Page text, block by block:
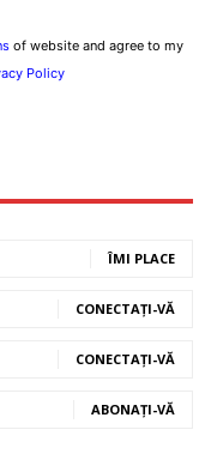
of website and agree to my
Policy
ÎMI PLACE
CONECTAȚI-VĂ
CONECTAȚI-VĂ
ABONAȚI-VĂ